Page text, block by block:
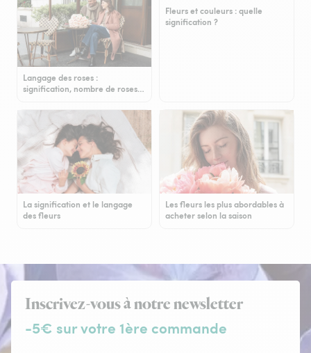
Langage des roses :
signification, nombre de roses…
Fleurs et couleurs : quelle
signification ?
La signification et le langage
des fleurs
Les fleurs les plus abordables à
acheter selon la saison
Inscrivez-vous à notre newsletter
-5€ sur votre 1ère commande